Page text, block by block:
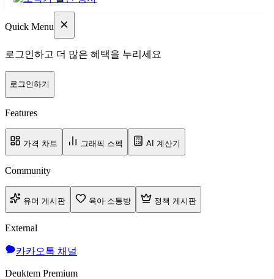
Quick Menu
로그인하고 더 많은 혜택을 누리세요
로그인하기
Features
가격 차트 그래픽 스펙 AI 계산기
Community
유머 게시판 육아 소통방 정책 게시판
External
카카오톡 채널
Deuktem Premium